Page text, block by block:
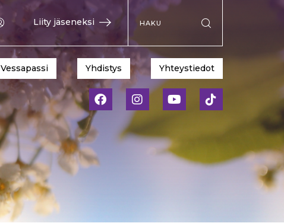
Liity jäseneksi
Hae sivustolta
Vessapassi Yhdistys Yhteystiedot